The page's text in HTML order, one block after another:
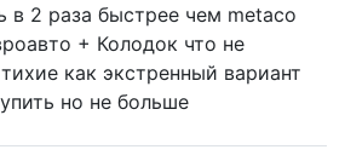
в 2 раза быстрее чем metaco
+ Колодок что не
как экстренный вариант
но не больше